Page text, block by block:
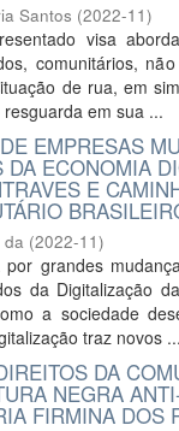
Santos (2022-11)
visa
comunitários,
de rua, em
em sua ...
EMPRESAS
DA ECONOMIA
E
da (2022-11)
grandes
da Digitalização
a sociedade
traz novos ...
DA
NEGRA
FIRMINA DOS